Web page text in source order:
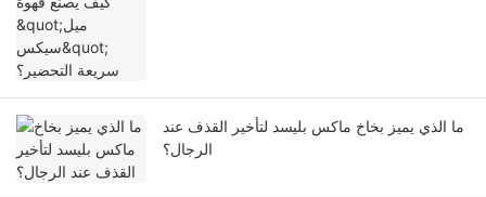
ما الذي يميز بخاخ ماكس بليسد لتأخير القذف عند
الرجال؟